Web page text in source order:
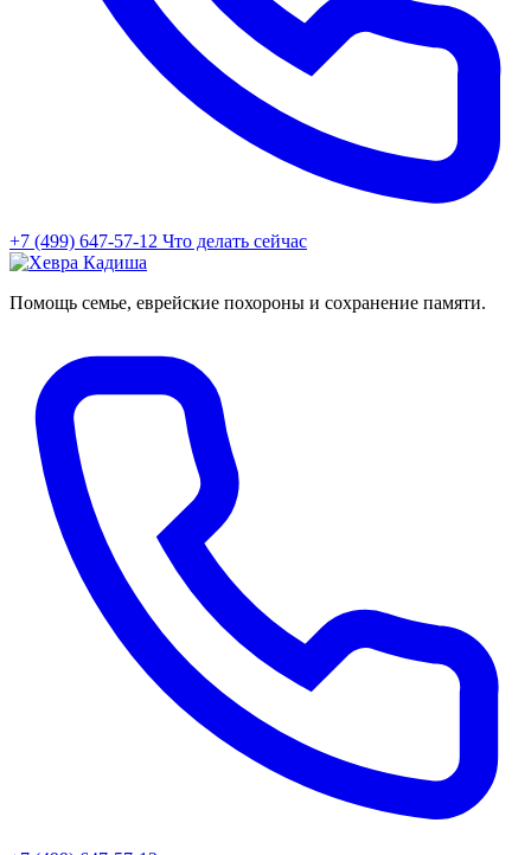
+7 (499) 647-57-12 Что делать сейчас
Помощь семье, еврейские похороны и сохранение памяти.